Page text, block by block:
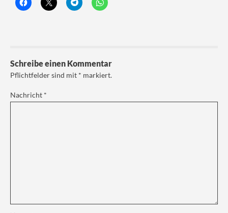
Schreibe einen Kommentar
Pflichtfelder sind mit * markiert.
Nachricht *